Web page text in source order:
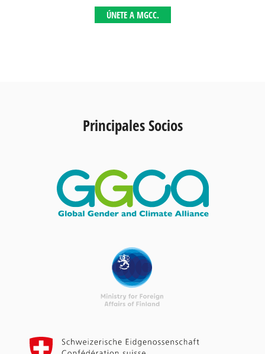
ÚNETE A MGCC.
Principales Socios